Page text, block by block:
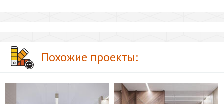
Похожие проекты: